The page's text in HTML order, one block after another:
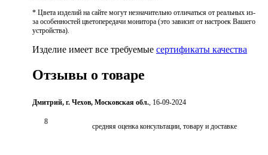
* Цвета изделий на сайте могут незначительно отличаться от реальных из-
за особенностей цветопередачи монитора (это зависит от настроек Вашего
устройства).
Изделие имеет все требуемые сертификаты качества
Отзывы о товаре
Дмитрий, г. Чехов, Московская обл., 16-09-2024
8
средняя оценка консультации, товару и доставке